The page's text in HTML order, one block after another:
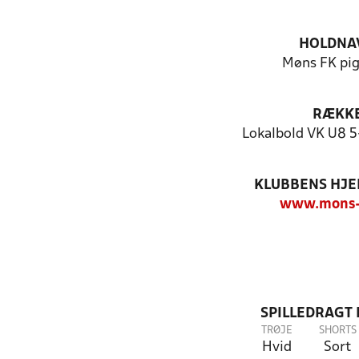
Møns FK
Lokalbold VK U8
KLUBBENS
SPILLEDRAGT
TRØJE
Hvid
SHORTS
Sort